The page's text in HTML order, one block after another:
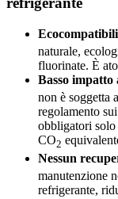
naturale,
fluorinate. È
Basso impatto
non è soggetta
regolamento
obbligatori solo
CO2
Nessun
manutenzione
refrigerante,